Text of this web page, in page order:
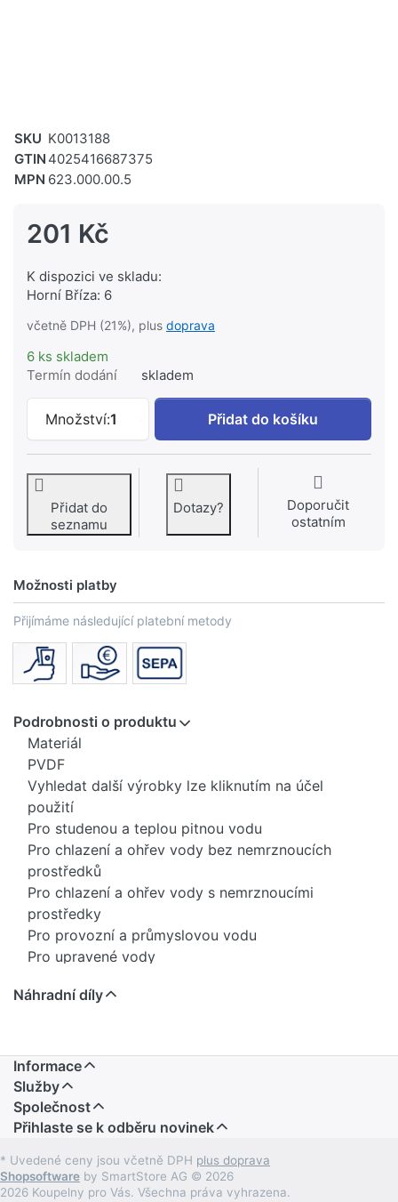
SKU K0013188
GTIN 4025416687375
MPN 623.000.00.5
201 Kč
K dispozici ve skladu:
Horní Bříza: 6
včetně DPH (21%), plus doprava
6 ks skladem
Termín dodání
skladem
Množství:1
GEBERIT Zátka pro trubky Geberit
Přidat do košíku
Přidat do
seznamu
Dotazy?
Doporučit
ostatním
Možnosti platby
Přijímáme následující platební metody
Podrobnosti o produktu
Materiál
PVDF
Vyhledat další výrobky lze kliknutím na účel
použití
Pro studenou a teplou pitnou vodu
Pro chlazení a ohřev vody bez nemrznoucích
prostředků
Pro chlazení a ohřev vody s nemrznoucími
prostředky
Pro provozní a průmyslovou vodu
Pro upravené vody
Pro mořskou vodu
Pro chemikálie a technické kapaliny
Pro stlačený vzduch (třída čistoty oleje 0–3)
Pro podtlak
Pro inertní plyny (např. dusík)
K trvalému uzavření potrubí
Přehled použití – Geberit Mepla
Náhradní díly
Informace
Služby
Společnost
Přihlaste se k odběru novinek
* Uvedené ceny jsou včetně DPH plus doprava
Shopsoftware by SmartStore AG © 2026
2026 Koupelny pro Vás. Všechna práva vyhrazena.